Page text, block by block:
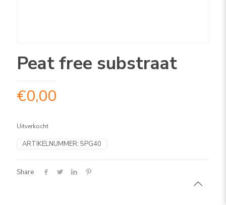
Peat free substraat
€0,00
Uitverkocht
ARTIKELNUMMER: 5PG40
Share